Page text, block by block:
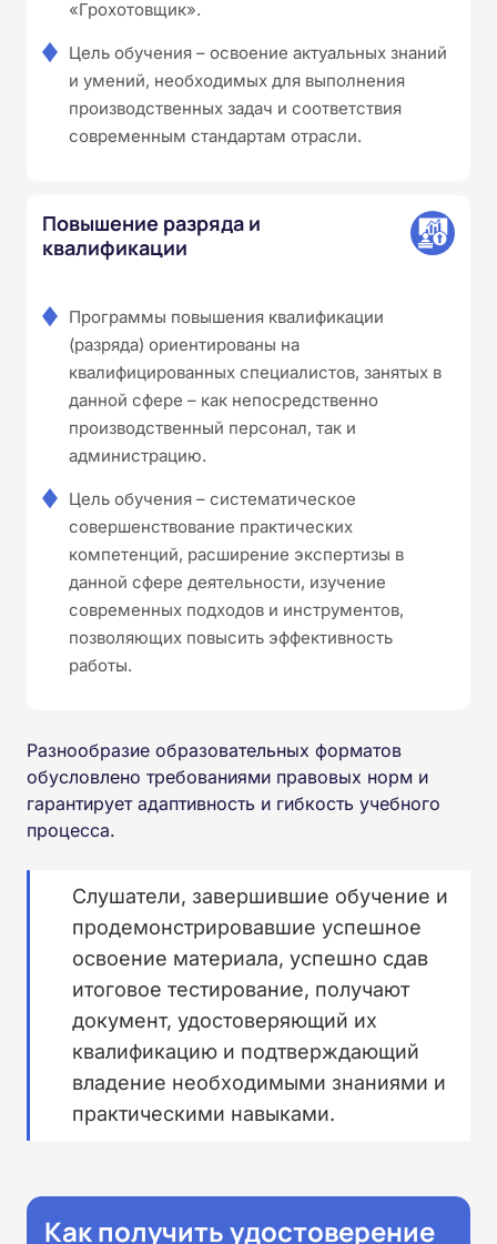
«Грохотовщик».
Цель обучения – освоение актуальных знаний
и умений, необходимых для выполнения
производственных задач и соответствия
современным стандартам отрасли.
Повышение разряда и
квалификации
Программы повышения квалификации
(разряда) ориентированы на
квалифицированных специалистов, занятых в
данной сфере – как непосредственно
производственный персонал, так и
администрацию.
Цель обучения – систематическое
совершенствование практических
компетенций, расширение экспертизы в
данной сфере деятельности, изучение
современных подходов и инструментов,
позволяющих повысить эффективность
работы.
Разнообразие образовательных форматов
обусловлено требованиями правовых норм и
гарантирует адаптивность и гибкость учебного
процесса.
Слушатели, завершившие обучение и
продемонстрировавшие успешное
освоение материала, успешно сдав
итоговое тестирование, получают
документ, удостоверяющий их
квалификацию и подтверждающий
владение необходимыми знаниями и
практическими навыками.
Как получить удостоверение